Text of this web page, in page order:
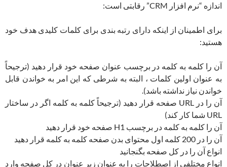
اندازه “نرم افزار CRM” رقابتی است:
برای اطمینان از اینکه دارای رتبه بندی برای کلمات کلیدی هدف خود
هستید:
آن را کلمه به کلمه در برچسب عنوان صفحه خود قرار دهید (ترجیحاً
به عنوان اولین کلمات ، البته به شرطی که این امر به خواندن قابل
خواندن نیاز نداشته باشد).
آن را در URL صفحه قرار دهید (ترجیحاً کلمه به کلمه اگر در ساختار
URL شما کار کند)
آن را کلمه به کلمه در برچسب H1 صفحه خود قرار دهید
آن را در 200 کلمه اول محتوای بدن صفحه کلمه به کلمه قرار دهید
انواع آن را در کل صفحه بگنجانید
انواع مختلفی از اصطلاحات را به عنوان زیر عنوان در کل صفحه وارد